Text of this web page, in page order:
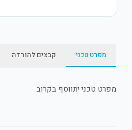
מפרט טכני קבצים להורדה
מפרט טכני יתווסף בקרוב